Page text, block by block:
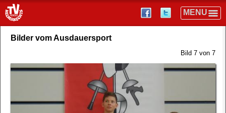
Bilder vom Ausdauersport
Bild 7 von 7